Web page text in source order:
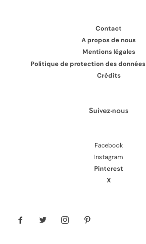
Contact
A propos de nous
Mentions légales
Politique de protection des
Crédits
Suivez-nous
Facebook
Instagram
Pinterest
X